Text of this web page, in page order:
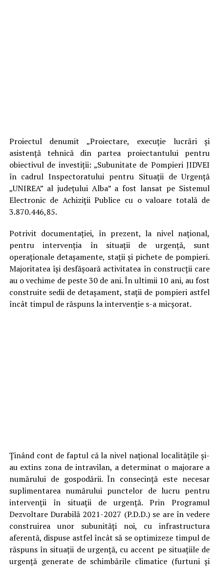
Proiectul denumit „Proiectare, execuție lucrări și
asistență tehnică din partea proiectantului pentru
obiectivul de investiții: „Subunitate de Pompieri JIDVEI
în cadrul Inspectoratului pentru Situații de Urgență
„UNIREA” al județului Alba” a fost lansat pe Sistemul
Electronic de Achiziții Publice cu o valoare totală de
3.870.446,85.
Potrivit documentației, în prezent, la nivel național,
pentru intervenția în situații de urgență, sunt
operaționale detașamente, stații și pichete de pompieri.
Majoritatea își desfășoară activitatea în construcții care
au o vechime de peste 30 de ani. În ultimii 10 ani, au fost
construite sedii de detașament, stații de pompieri astfel
încât timpul de răspuns la intervenție s-a micșorat.
Ținând cont de faptul că la nivel național localitățile și-
au extins zona de intravilan, a determinat o majorare a
numărului de gospodării. În consecință este necesar
suplimentarea numărului punctelor de lucru pentru
intervenții în situații de urgență. Prin Programul
Dezvoltare Durabilă 2021-2027 (P.D.D.) se are în vedere
construirea unor subunități noi, cu infrastructura
aferentă, dispuse astfel încât să se optimizeze timpul de
răspuns în situații de urgență, cu accent pe situațiile de
urgență generate de schimbările climatice (furtuni și